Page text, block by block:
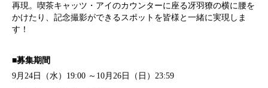
再現。喫茶キャッツ・アイのカウンターに座る冴羽獠の横に腰を
かけたり、記念撮影ができるスポットを皆様と一緒に実現しま
す！
■募集期間
9月24日（水）19:00 ～10月26日（日）23:59